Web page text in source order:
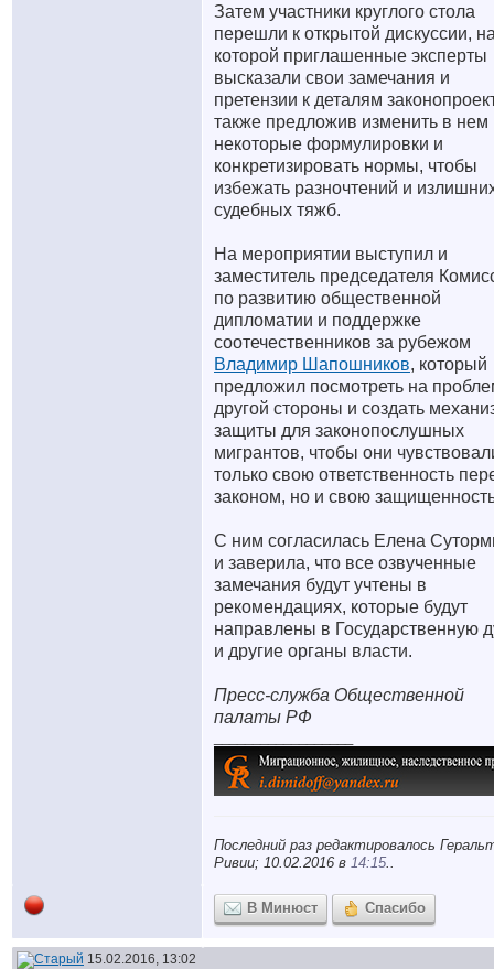
Затем участники круглого стола
перешли к открытой дискуссии,
которой приглашенные эксперты
высказали свои замечания и
претензии к деталям
также предложив изменить в нем
некоторые формулировки и
конкретизировать нормы, чтобы
избежать разночтений и
судебных тяжб.
На мероприятии выступил и
заместитель председателя
по развитию общественной
дипломатии и поддержке
соотечественников за рубежом
Владимир Шапошников, который
предложил посмотреть на
другой стороны и создать
защиты для законопослушных
мигрантов, чтобы они
только свою ответственность
законом, но и свою
С ним согласилась Елена
и заверила, что все озвученные
замечания будут учтены в
рекомендациях, которые будут
направлены в Государственную
и другие органы власти.
Пресс-служба Общественной
палаты РФ
Последний раз редактировалось
Ривии; 10.02.2016 в 14:15..
В Минюст Спасибо
15.02.2016, 13:02